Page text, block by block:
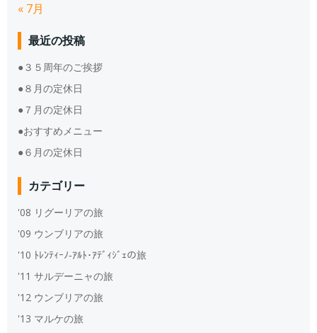
« 7月
最近の投稿
●３５周年のご挨拶
●８月の定休日
●７月の定休日
●おすすめメニュー
●６月の定休日
カテゴリー
'08 リグーリアの旅
'09 ウンブリアの旅
'10 ﾄﾚﾝﾃｨｰﾉ‐ｱﾙﾄ･ｱﾃﾞｨｼﾞｪの旅
'11 サルデーニャの旅
'12 ウンブリアの旅
'13 マルケの旅